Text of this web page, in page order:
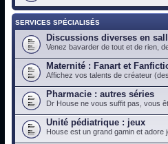
SERVICES SPÉCIALISÉS
Discussions diverses en
Venez bavarder de tout et de rien,
Maternité : Fanart et
Affichez vos talents de créateur
Pharmacie : autres séries
Dr House ne vous suffit pas, vous
Unité pédiatrique : jeux
House est un grand gamin et adore